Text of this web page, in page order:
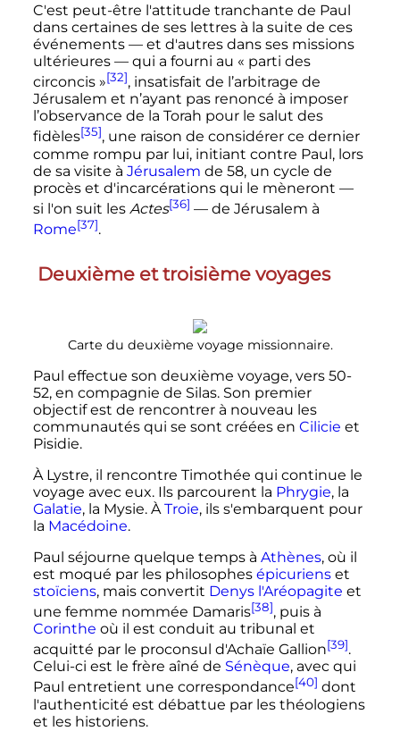
C'est peut-être l'attitude tranchante de Paul
dans certaines de ses lettres à la suite de ces
événements — et d'autres dans ses missions
ultérieures —qui a fourni au « parti des
circoncis »[32], insatisfait de l’arbitrage de
Jérusalem et n’ayant pas renoncé à imposer
l’observance de la Torah pour le salut des
fidèles[35], une raison de considérer ce dernier
comme rompu par lui, initiant contre Paul, lors
de sa visite à Jérusalem de 58, un cycle de
procès et d'incarcérations qui le mèneront —
si l'on suit les Actes[36] — de Jérusalem à
Rome[37].
Deuxième et troisième voyages
Carte du deuxième voyage missionnaire.
Paul effectue son deuxième voyage, vers 50-
52, en compagnie de Silas. Son premier
objectif est de rencontrer à nouveau les
communautés qui se sont créées en Cilicie et
Pisidie.
À Lystre, il rencontre Timothée qui continue le
voyage avec eux. Ils parcourent la Phrygie, la
Galatie, la Mysie. À Troie, ils s'embarquent pour
la Macédoine.
Paul séjourne quelque temps à Athènes, où il
est moqué par les philosophes épicurienset
stoïciens, mais convertit Denys l'Aréopagite et
une femme nommée Damaris[38], puis à
Corinthe où il est conduit au tribunal et
acquitté par le proconsul d'Achaïe Gallion[39].
Celui-ci est le frère aîné de Sénèque, avec qui
Paul entretient une correspondance[40] dont
l'authenticité est débattue par les théologiens
et les historiens.